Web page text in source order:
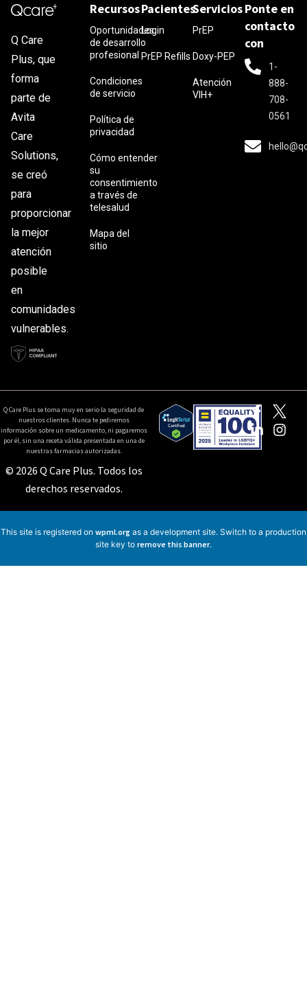
Q Care
Plus, que
forma
parte de
Avita
Care
Solutions,
se creó
para
proporcionar
la mejor
atención
posible
en
comunidades
vulnerables.
Recursos
Oportunidades
de desarrollo
profesional
Condiciones
de servicio
Política de
privacidad
Cómo entender
su
consentimiento
a través de
telesalud
Mapa del
sitio
Pacientes
Login
PrEP Refills
Servicios
PrEP
Doxy-PEP
Atención
VIH+
Ponte en
contacto
con
1-
888-
708-
0561
Q Care Plus se toma muy en serio la seguridad de
nuestros clientes. Nunca te pediremos
información sobre un medicamento, ni pagaremos
por él, sin una receta válida presentada en una de
nuestras farmacias autorizadas.
© 2026 Q Care Plus. Todos los
derechos reservados.
This site is registered on wpml.org as a development site. Switch to a production
site key to remove this banner.